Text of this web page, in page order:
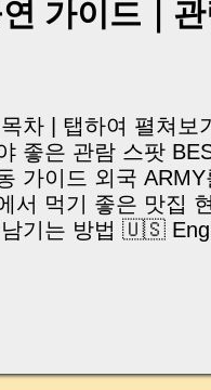
실무 기준으로 아주
Have you ever
가이드｜관
목차 | 탭하여 펼쳐
좋은 관람 스팟
가이드 외국
서 먹기 좋은 맛집
기는 방법 🇺🇸
Route Guide